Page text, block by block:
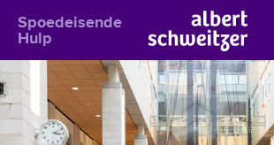
Spoedeisende
Hulp
Homepage
Praktische informatie